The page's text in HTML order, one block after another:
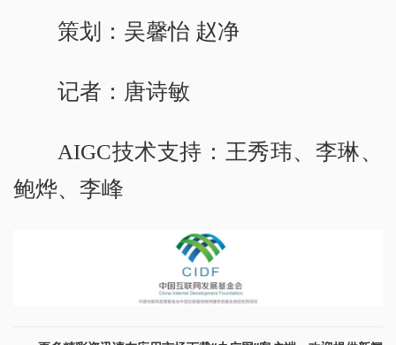
策划：吴馨怡 赵净
记者：唐诗敏
AIGC技术支持：王秀玮、李琳、
鲍烨、李峰